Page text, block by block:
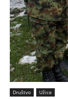
Društvo Užice